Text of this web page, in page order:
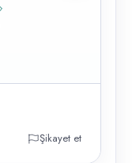
Şikayet et